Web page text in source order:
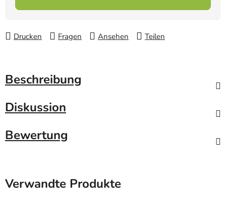
Drucken Fragen Ansehen Teilen
Beschreibung
Diskussion
Bewertung
Verwandte Produkte